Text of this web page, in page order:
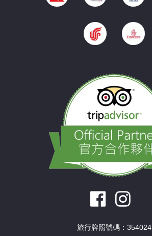
旅行牌照號碼：354024